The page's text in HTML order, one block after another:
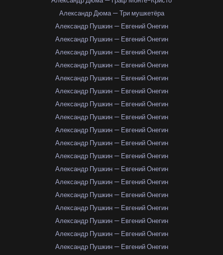
Александр Дюма — Три мушкетёра
Александр Пушкин — Евгений Онегин
Александр Пушкин — Евгений Онегин
Александр Пушкин — Евгений Онегин
Александр Пушкин — Евгений Онегин
Александр Пушкин — Евгений Онегин
Александр Пушкин — Евгений Онегин
Александр Пушкин — Евгений Онегин
Александр Пушкин — Евгений Онегин
Александр Пушкин — Евгений Онегин
Александр Пушкин — Евгений Онегин
Александр Пушкин — Евгений Онегин
Александр Пушкин — Евгений Онегин
Александр Пушкин — Евгений Онегин
Александр Пушкин — Евгений Онегин
Александр Пушкин — Евгений Онегин
Александр Пушкин — Евгений Онегин
Александр Пушкин — Евгений Онегин
Александр Пушкин — Евгений Онегин